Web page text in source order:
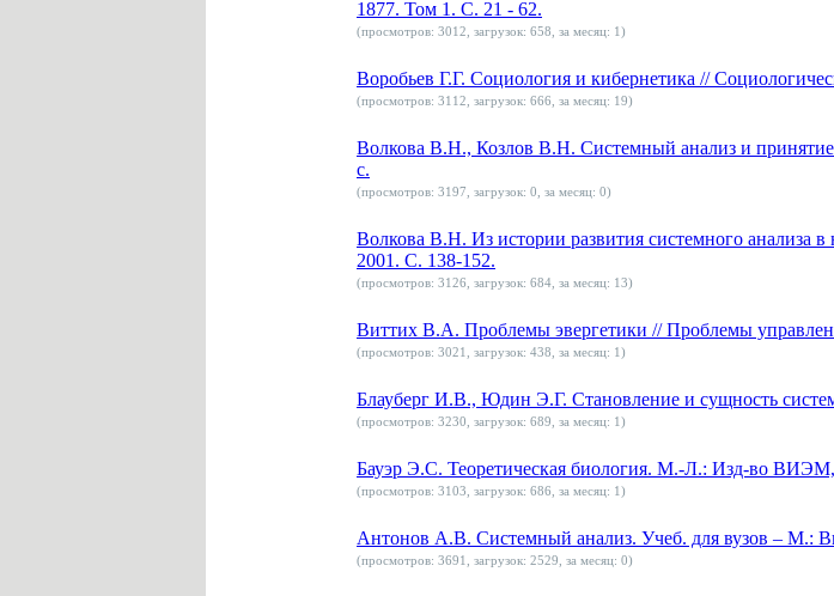
1877. Том 1. С. 21 - 62.
(просмотров: 3012, загрузок: 658, за месяц: 1)
Воробьев Г.Г. Социология и кибернетика //
(просмотров: 3112, загрузок: 666, за месяц: 19)
Волкова В.Н., Козлов В.Н. Системный анализ и
с.
(просмотров: 3197, загрузок: 0, за месяц: 0)
Волкова В.Н. Из истории развития системного анализа
2001. С. 138-152.
(просмотров: 3126, загрузок: 684, за месяц: 13)
Виттих В.А. Проблемы эвергетики // Проблемы
(просмотров: 3021, загрузок: 438, за месяц: 1)
Блауберг И.В., Юдин Э.Г. Становление и сущность
(просмотров: 3230, загрузок: 689, за месяц: 1)
Бауэр Э.С. Теоретическая биология. М.-Л.: Изд-во ВИЭМ,
(просмотров: 3103, загрузок: 686, за месяц: 1)
Антонов А.В. Системный анализ. Учеб. для вузов – М.:
(просмотров: 3691, загрузок: 2529, за месяц: 0)